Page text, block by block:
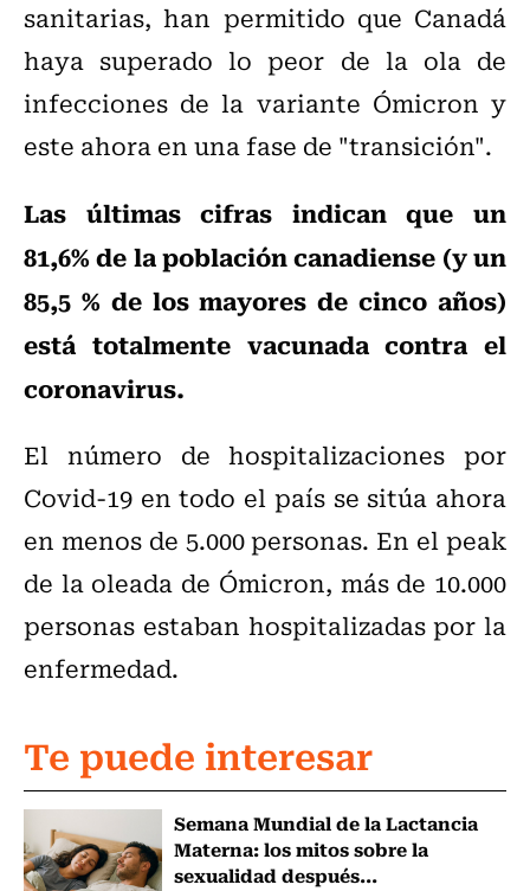
sanitarias, han permitido que Canadá
haya superado lo peor de la ola de
infecciones de la variante Ómicron y
este ahora en una fase de "transición".
Las últimas cifras indican que un
81,6% de la población canadiense (y un
85,5 % de los mayores de cinco años)
está totalmente vacunada contra el
coronavirus.
El número de hospitalizaciones por
Covid-19 en todo el país se sitúa ahora
en menos de 5.000 personas. En el peak
de la oleada de Ómicron, más de 10.000
personas estaban hospitalizadas por la
enfermedad.
Te puede interesar
Semana Mundial de la Lactancia
Materna: los mitos sobre la
sexualidad después...